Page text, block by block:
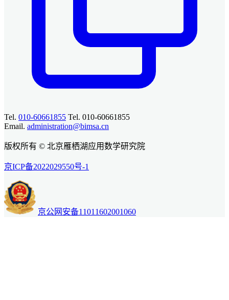
Tel. 010-60661855 Tel. 010-60661855
Email. administration@bimsa.cn
版权所有 © 北京雁栖湖应用数学研究院
京ICP备2022029550号-1
京公网安备11011602001060